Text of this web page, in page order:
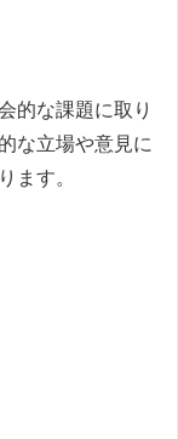
的な課題に取り
な立場や意見に
ます。